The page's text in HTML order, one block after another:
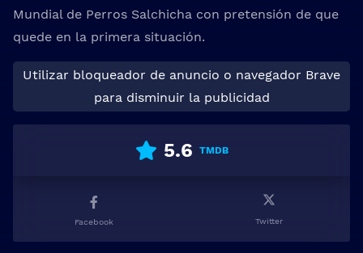
Mundial de Perros Salchicha con pretensión de que
quede en la primera situación.
Utilizar bloqueador de anuncio o navegador Brave
para disminuir la publicidad
5.6 TMDB
Facebook Twitter